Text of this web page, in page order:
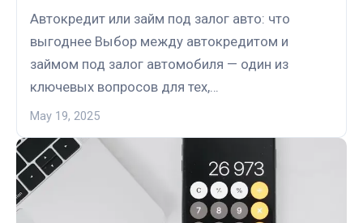
Автокредит или займ под залог авто: что
выгоднее Выбор между автокредитом и
займом под залог автомобиля — один из
ключевых вопросов для тех,…
May 19, 2025